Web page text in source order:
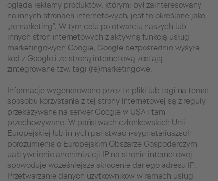
ogląda reklamy produktów, którymi był zainteresowany
na innych stronach internetowych, jest to określane jako
„remarketing”. W tym celu po otwarciu naszych lub
innych stron internetowych z aktywną funkcją usług
marketingowych Google, Google bezpośrednio wysyła
kod z Google i ze stroną internetową zostają
zintegrowane tzw. tagi (re)marketingowe.
Informacje wygenerowane przez te pliki lub tagi na temat
sposobu korzystania z tej strony internetowej są z reguły
przekazywane na serwer Google w USA i tam
przechowywane. W państwach członkowskich Unii
Europejskiej lub innych państwach-sygnatariuszach
porozumienia o Europejskim Obszarze Gospodarczym
uaktywnienie anonimizacji IP na stronie internetowej
spowoduje wcześniejsze skrócenie danego adresu IP.
Przetwarzanie danych użytkowników w ramach usług